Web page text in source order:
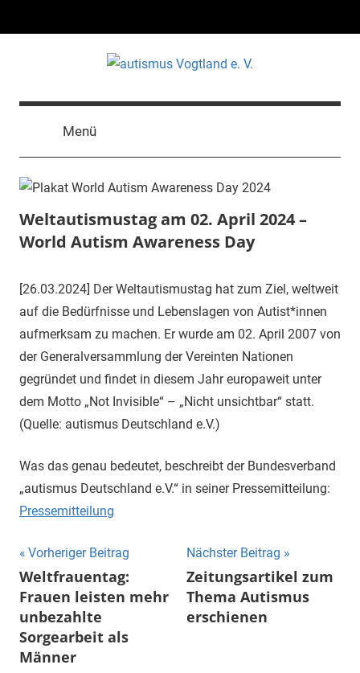
autismus
Vogtland
e.
V.
FörderungMenü
Weltautismustag am 02. April 2024 –
World Autism Awareness Day
26.
März
2024
Aut-
Vogt-
Uncategorized
[26.03.2024] Der Weltautismustag hat zum Ziel, weltweit
auf die Bedürfnisse und Lebenslagen von Autist*innen
aufmerksam zu machen. Er wurde am 02. April 2007 von
der Generalversammlung der Vereinten Nationen
gegründet und findet in diesem Jahr europaweit unter
dem Motto „Not Invisible“ – „Nicht unsichtbar“ statt.
(Quelle: autismus Deutschland e.V.)
Was das genau bedeutet, beschreibt der Bundesverband
„autismus Deutschland e.V.“ in seiner Pressemitteilung:
Pressemitteilung
Beitragsnavigation
Vorheriger Beitrag
Weltfrauentag:
Frauen leisten mehr
unbezahlte
Sorgearbeit als
Männer
Nächster Beitrag
Zeitungsartikel zum
Thema Autismus
erschienen